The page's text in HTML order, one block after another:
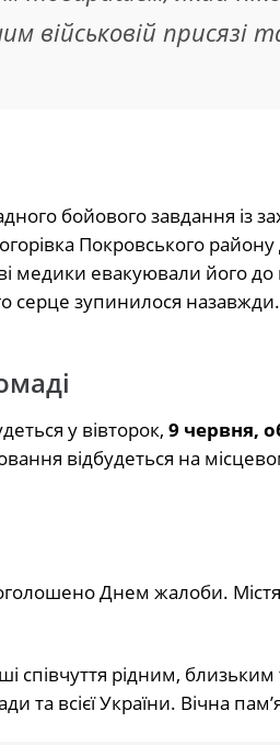
військовій присязі
бойового завдання із
Покровського району
медики евакуювали його до
серце зупинилося назавжди.
у вівторок, 9 червня,
відбудеться на
Днем жалоби.
співчуття рідним,
та всієї України. Вічна